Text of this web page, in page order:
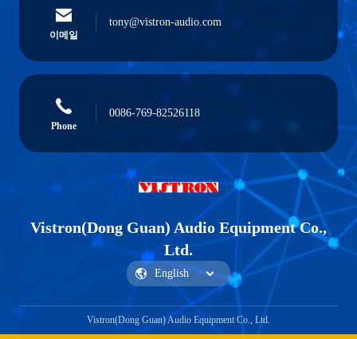
이메일
tony@vistron-audio.com
Phone
0086-769-82526118
Vistron(Dong Guan) Audio Equipment Co.,
Ltd.
Vistron(Dong Guan) Audio Equipment Co., Ltd.